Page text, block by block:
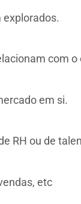
com
em si.
RH ou de
etc